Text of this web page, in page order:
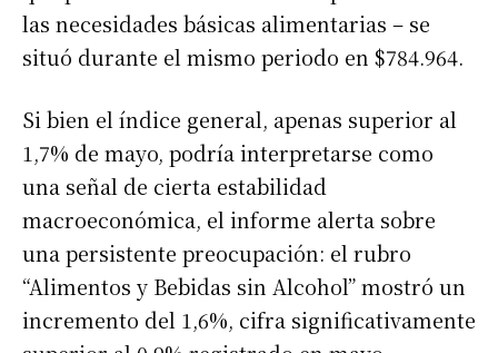
las necesidades básicas alimentarias – se
situó durante el mismo periodo en $784.964.
Si bien el índice general, apenas superior al
1,7% de mayo, podría interpretarse como
una señal de cierta estabilidad
macroeconómica, el informe alerta sobre
una persistente preocupación: el rubro
“Alimentos y Bebidas sin Alcohol” mostró un
incremento del 1,6%, cifra significativamente